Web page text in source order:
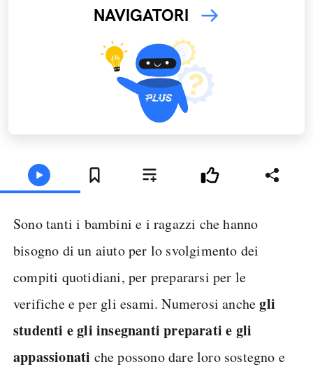
NAVIGATORI
Sono tanti i bambini e i ragazzi che hanno
bisogno di un aiuto per lo svolgimento dei
compiti quotidiani, per prepararsi per le
verifiche e per gli esami. Numerosi anchegli
studenti e gli insegnanti preparati e gli
appassionati che possono dare loro sostegno e